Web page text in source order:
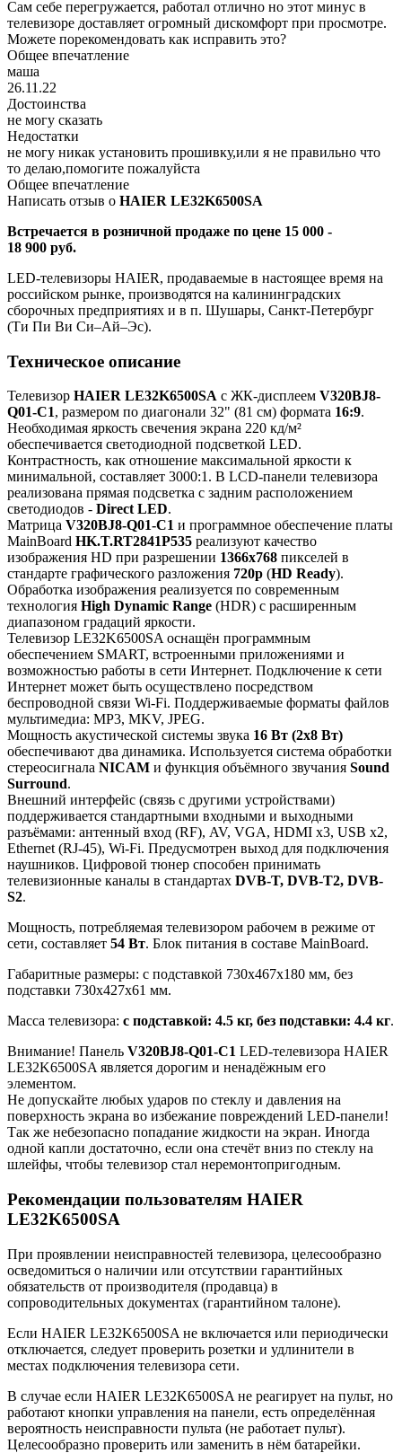
Сам себе перегружается, работал отлично но этот минус в
телевизоре доставляет огромный дискомфорт при просмотре.
Можете порекомендовать как исправить это?
Общее впечатление
маша
26.11.22
Достоинства
не могу сказать
Недостатки
не могу никак установить прошивку,или я не правильно что
то делаю,помогите пожалуйста
Общее впечатление
Написать отзыв о HAIER LE32K6500SA
Встречается в розничной продаже по цене 15 000 -
18 900 руб.
LED-телевизоры HAIER, продаваемые в настоящее время на
российском рынке, производятся на калининградских
сборочных предприятиях и в п. Шушары, Санкт-Петербург
(Ти Пи Ви Си–Ай–Эс).
Техническое описание
Телевизор HAIER LE32K6500SA с ЖК-дисплеем V320BJ8-
Q01-C1, размером по диагонали 32" (81 см) формата 16:9.
Необходимая яркость свечения экрана 220 кд/м²
обеспечивается светодиодной подсветкой LED.
Контрастность, как отношение максимальной яркости к
минимальной, составляет 3000:1. В LCD-панели телевизора
реализована прямая подсветка с задним расположением
светодиодов - Direct LED.
Матрица V320BJ8-Q01-C1 и программное обеспечение платы
MainBoard HK.T.RT2841P535 реализуют качество
изображения HD при разрешении 1366x768 пикселей в
стандарте графического разложения 720p (HD Ready).
Обработка изображения реализуется по современным
технология High Dynamic Range (HDR) с расширенным
диапазоном градаций яркости.
Телевизор LE32K6500SA оснащён программным
обеспечением SMART, встроенными приложениями и
возможностью работы в сети Интернет. Подключение к сети
Интернет может быть осуществлено посредством
беспроводной связи Wi-Fi. Поддерживаемые форматы файлов
мультимедиа: MP3, MKV, JPEG.
Мощность акустической системы звука 16 Вт (2х8 Вт)
обеспечивают два динамика. Используется система обработки
стереосигнала NICAM и функция объёмного звучания Sound
Surround.
Внешний интерфейс (связь с другими устройствами)
поддерживается стандартными входными и выходными
разъёмами: антенный вход (RF), AV, VGA, HDMI x3, USB x2,
Ethernet (RJ-45), Wi-Fi. Предусмотрен выход для подключения
наушников. Цифровой тюнер способен принимать
телевизионные каналы в стандартах DVB-T, DVB-T2, DVB-
S2.
Мощность, потребляемая телевизором рабочем в режиме от
сети, составляет 54 Вт. Блок питания в составе MainBoard.
Габаритные размеры: с подставкой 730x467x180 мм, без
подставки 730x427x61 мм.
Масса телевизора: с подставкой: 4.5 кг, без подставки: 4.4 кг.
Внимание! Панель V320BJ8-Q01-C1 LED-телевизора HAIER
LE32K6500SA является дорогим и ненадёжным его
элементом.
Не допускайте любых ударов по стеклу и давления на
поверхность экрана во избежание повреждений LED-панели!
Так же небезопасно попадание жидкости на экран. Иногда
одной капли достаточно, если она стечёт вниз по стеклу на
шлейфы, чтобы телевизор стал неремонтопригодным.
Рекомендации пользователям HAIER
LE32K6500SA
При проявлении неисправностей телевизора, целесообразно
осведомиться о наличии или отсутствии гарантийных
обязательств от производителя (продавца) в
сопроводительных документах (гарантийном талоне).
Если HAIER LE32K6500SA не включается или периодически
отключается, следует проверить розетки и удлинители в
местах подключения телевизора сети.
В случае если HAIER LE32K6500SA не реагирует на пульт, но
работают кнопки управления на панели, есть определённая
вероятность неисправности пульта (не работает пульт).
Целесообразно проверить или заменить в нём батарейки.